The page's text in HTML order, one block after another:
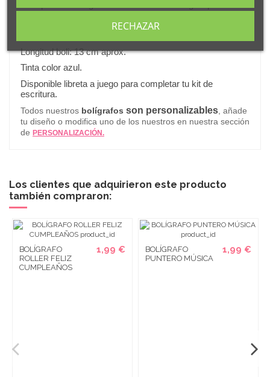
bolígrafo original
Longitud boli: 13 cm aprox.
Tinta color azul.
Disponible libreta a juego para completar tu kit de
escritura.
Todos nuestros bolígrafos son personalizables , añade
tu diseño o modifica uno de los nuestros en nuestra sección
de PERSONALIZACIÓN.
Los clientes que adquirieron este producto
también compraron:
BOLÍGRAFO
ROLLER FELIZ
CUMPLEAÑOS
1,99 €
BOLÍGRAFO
PUNTERO MÚSICA
1,99 €
RECHAZAR